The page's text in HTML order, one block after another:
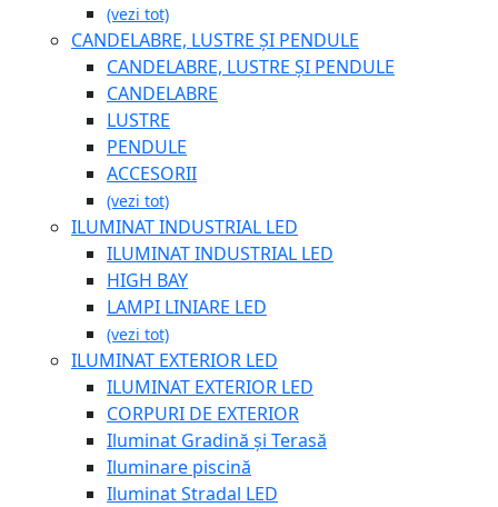
(vezi tot)
CANDELABRE, LUSTRE ȘI PENDULE
CANDELABRE, LUSTRE ȘI PENDULE
CANDELABRE
LUSTRE
PENDULE
ACCESORII
(vezi tot)
ILUMINAT INDUSTRIAL LED
ILUMINAT INDUSTRIAL LED
HIGH BAY
LAMPI LINIARE LED
(vezi tot)
ILUMINAT EXTERIOR LED
ILUMINAT EXTERIOR LED
CORPURI DE EXTERIOR
Iluminat Gradină și Terasă
Iluminare piscină
Iluminat Stradal LED